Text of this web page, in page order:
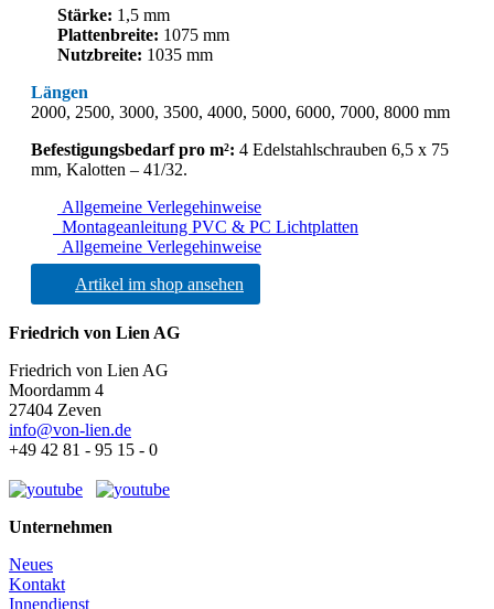
Stärke: 1,5 mm
Plattenbreite: 1075 mm
Nutzbreite: 1035 mm
Längen
2000, 2500, 3000, 3500, 4000, 5000, 6000, 7000, 8000 mm
Befestigungsbedarf pro m²: 4 Edelstahlschrauben 6,5 x 75
mm, Kalotten – 41/32.
Allgemeine Verlegehinweise
Montageanleitung PVC & PC Lichtplatten
Allgemeine Verlegehinweise
Artikel im shop ansehen
Friedrich von Lien AG
Friedrich von Lien AG
Moordamm 4
27404 Zeven
info@von-lien.de
+49 42 81 - 95 15 - 0
Unternehmen
Neues
Kontakt
Innendienst